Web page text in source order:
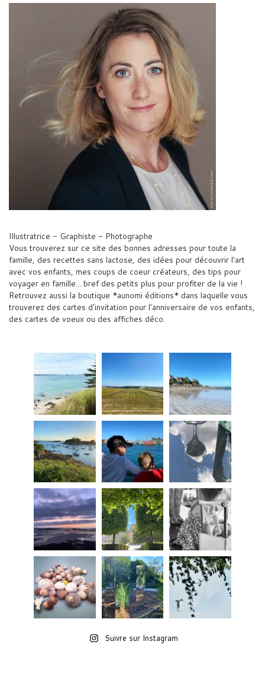
Illustratrice - Graphiste - Photographe
Vous trouverez sur ce site des bonnes adresses pour toute la
famille, des recettes sans lactose, des idées pour découvrir l'art
avec vos enfants, mes coups de coeur créateurs, des tips pour
voyager en famille... bref des petits plus pour profiter de la vie !
Retrouvez aussi la boutique *aunomi éditions* dans laquelle vous
trouverez des cartes d'invitation pour l'anniversaire de vos enfants,
des cartes de voeux ou des affiches déco.
Suivre sur Instagram